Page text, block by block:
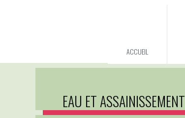
ACCUEIL
EAU ET ASSAINISSEMENT